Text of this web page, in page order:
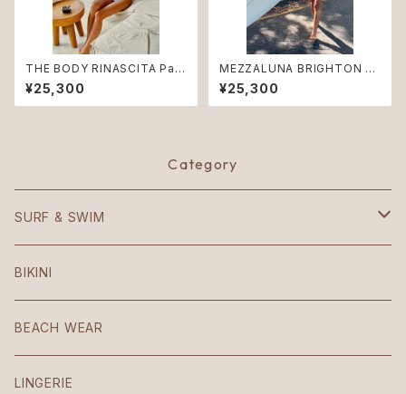
THE BODY RINASCITA Pais
ley
¥25,300
MEZZALUNA BRIGHTON C
achi
¥25,300
Category
SURF & SWIM
Mezzaluna
American
Patio
BIKINI
BEACH WEAR
LINGERIE